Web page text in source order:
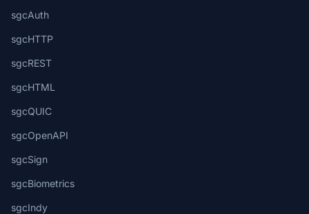
sgcAuth
sgcHTTP
sgcREST
sgcHTML
sgcQUIC
sgcOpenAPI
sgcSign
sgcBiometrics
sgcIndy